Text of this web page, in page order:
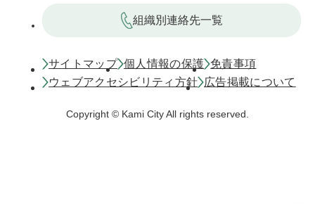
組織別連絡先一覧
サイトマップ 個人情報の保護 免責事項
ウェブアクセシビリティ方針
広告掲載について
Copyright © Kami City All rights reserved.